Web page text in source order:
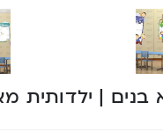
בנים | ילדותית